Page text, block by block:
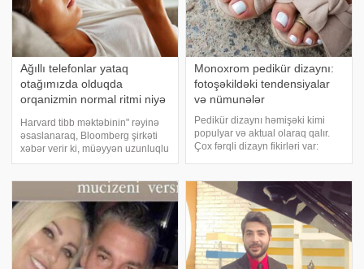
Ağıllı telefonlar yataq
otağımızda olduqda
orqanizmin normal ritmi niyə
Harvard tibb məktəbinin" rəyinə
əsaslanaraq, Bloomberg şirkəti
xəbər verir ki, müəyyən uzunluqlu
işıq dalğaları, melotoninin
deməkdir ki, yuxusuzluğun
səbəbi, yatmağa getmədən öncə
istifad
Monoxrom pedikür dizaynı:
fotoşəkildəki tendensiyalar
və nümunələr
Pedikür dizaynı həmişəki kimi
populyar və aktual olaraq qalır.
Çox fərqli dizayn fikirləri var:
arsenalı, pedikür etmək və lak
tətbiq etmək üçün yeni və maraqlı